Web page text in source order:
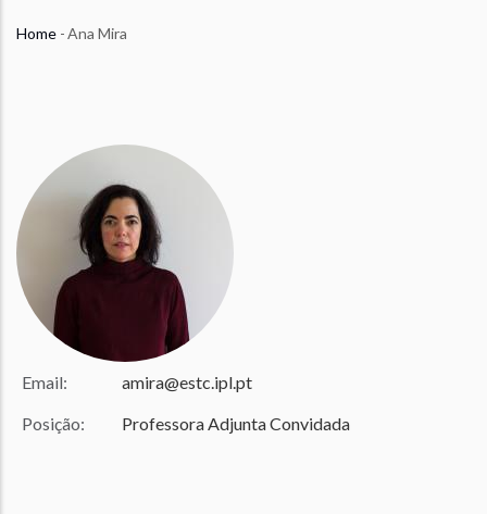
Breadcrumb
Home -Ana Mira
Email:
amira@estc.ipl.pt
Posição:
Professora Adjunta Convidada